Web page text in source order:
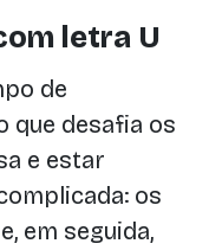
letra U
de
que desafia os
e estar
os
em seguida,